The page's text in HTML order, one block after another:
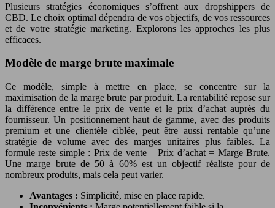
Plusieurs stratégies économiques s’offrent aux dropshippers de
CBD. Le choix optimal dépendra de vos objectifs, de vos ressources
et de votre stratégie marketing. Explorons les approches les plus
efficaces.
Modèle de marge brute maximale
Ce modèle, simple à mettre en place, se concentre sur la
maximisation de la marge brute par produit. La rentabilité repose sur
la différence entre le prix de vente et le prix d’achat auprès du
fournisseur. Un positionnement haut de gamme, avec des produits
premium et une clientèle ciblée, peut être aussi rentable qu’une
stratégie de volume avec des marges unitaires plus faibles. La
formule reste simple : Prix de vente – Prix d’achat = Marge Brute.
Une marge brute de 50 à 60% est un objectif réaliste pour de
nombreux produits, mais cela peut varier.
Avantages : Simplicité, mise en place rapide.